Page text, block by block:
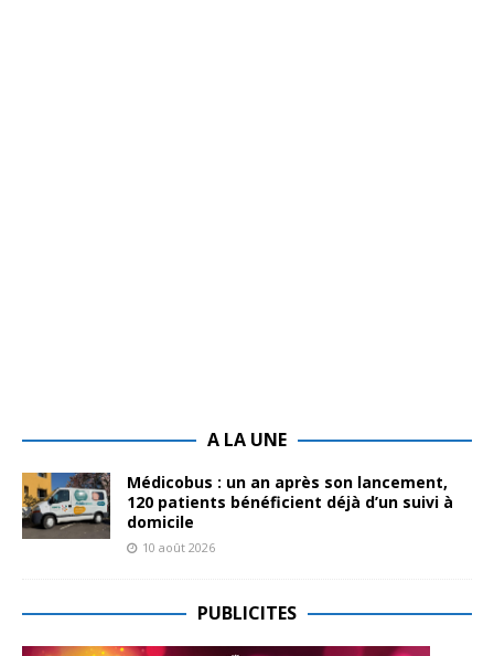
A LA UNE
Médicobus : un an après son lancement,
120 patients bénéficient déjà d’un suivi à
domicile
10 août 2026
PUBLICITES